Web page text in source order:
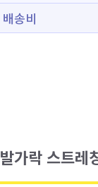
배송비
발가락 스트레